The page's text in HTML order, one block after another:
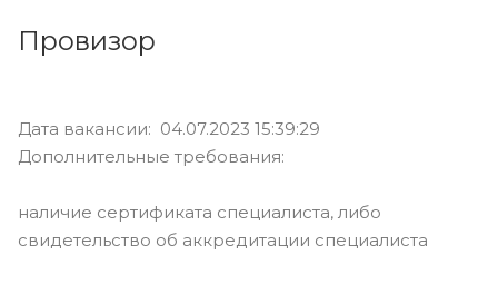
Провизор
Дата вакансии: 04.07.2023 15:39:29
Дополнительные требования:
наличие сертификата специалиста, либо
свидетельство об аккредитации специалиста